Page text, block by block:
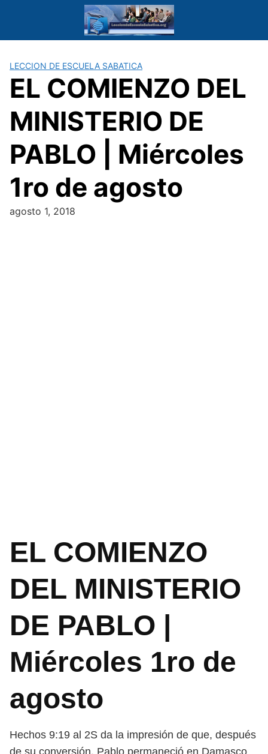
LECCION DE ESCUELA SABATICA
EL COMIENZO DEL
MINISTERIO DE
PABLO | Miércoles
1ro de agosto
agosto 1, 2018
EL COMIENZO
DEL MINISTERIO
DE PABLO |
Miércoles 1ro de
agosto
Hechos 9:19 al 2S da la impresión de que, después
de su conversión, Pablo permaneció en Damasco